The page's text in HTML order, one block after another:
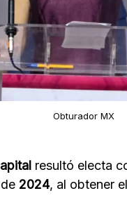
Obturador MX
resultó electa
2024, al obtener el